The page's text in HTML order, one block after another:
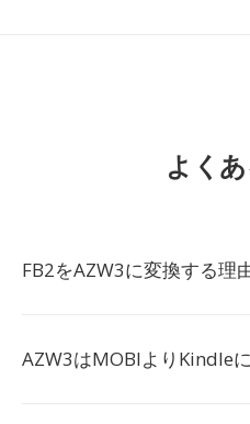
よく
FB2をAZW3に変換する理
AZW3はMOBIよりKindle